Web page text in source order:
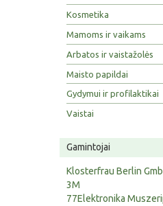
Kosmetika
Mamoms ir vaikams
Arbatos ir vaistažolės
Maisto papildai
Gydymui ir profilaktikai
Vaistai
Gamintojai
Klosterfrau Berlin
3M
77Elektronika